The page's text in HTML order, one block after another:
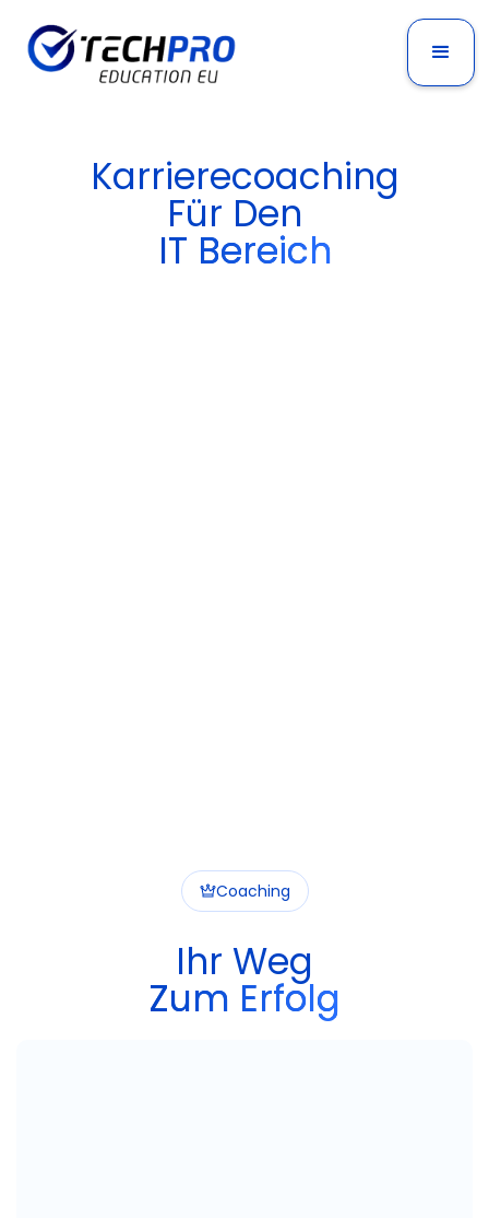
Karrierecoaching
Für Den
IT Bereich
Coaching
Ihr Weg
Zum Erfolg